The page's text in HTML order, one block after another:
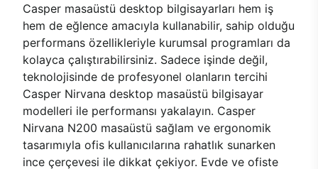
Casper masaüstü desktop bilgisayarları hem iş
hem de eğlence amacıyla kullanabilir, sahip olduğu
performans özellikleriyle kurumsal programları da
kolayca çalıştırabilirsiniz. Sadece işinde değil,
teknolojisinde de profesyonel olanların tercihi
Casper Nirvana desktop masaüstü bilgisayar
modelleri ile performansı yakalayın. Casper
Nirvana N200 masaüstü sağlam ve ergonomik
tasarımıyla ofis kullanıcılarına rahatlık sunarken
ince çerçevesi ile dikkat çekiyor. Evde ve ofiste